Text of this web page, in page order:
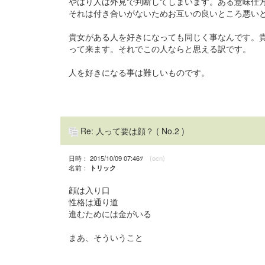
それは付き合いがないためお互いの良いところ悪
貴女がある人を好きになっても同じく事なんです
って来ます。それでこの人ならと思える訳です。
人を好きになる事は難しいものです。
Re: 人って要は顔？ ( No.2 )
日時： 2015/10/09 07:46ﾂ (ocn)
名前：
トリック
顔は入り口
性格は通り道
進むためには金がいる
まあ、そういうこと